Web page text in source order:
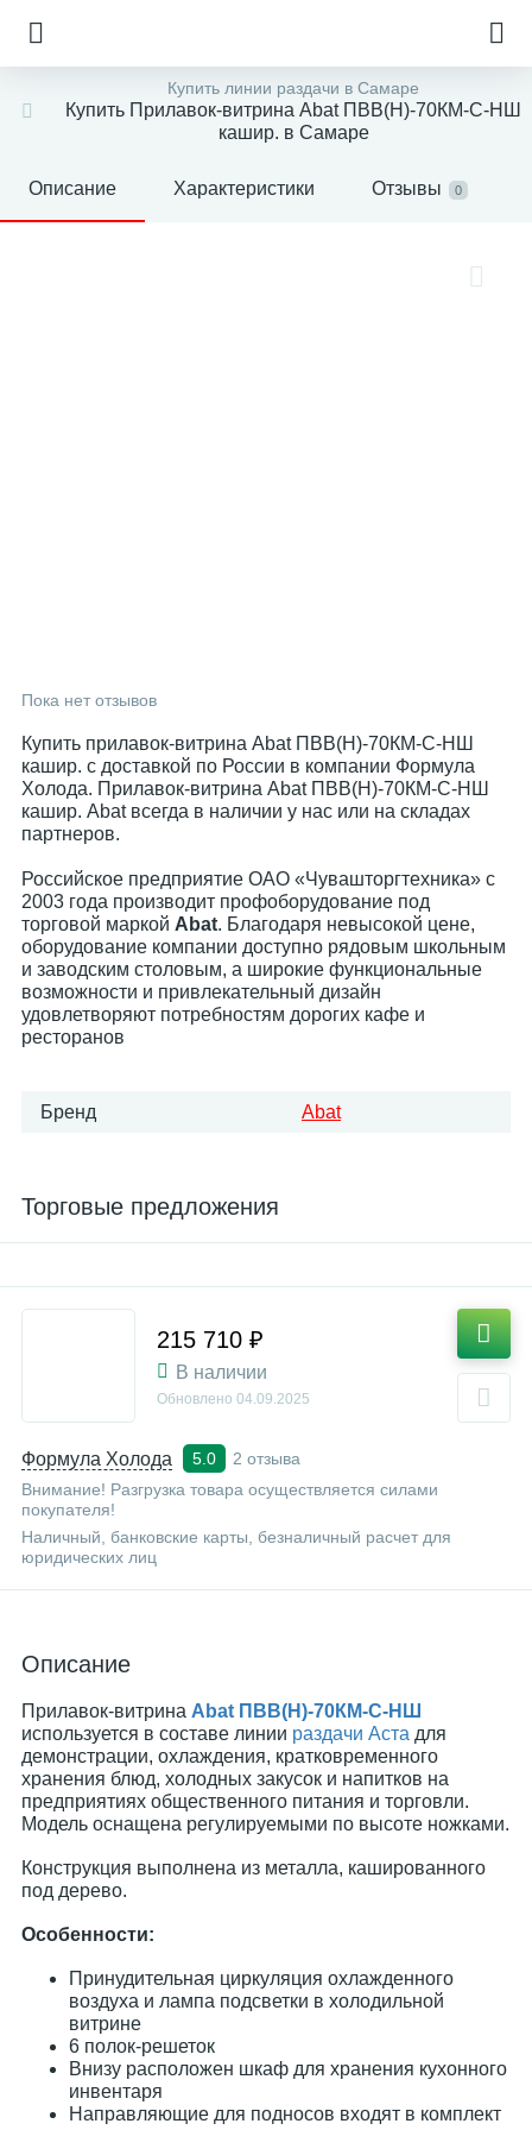
Купить линии раздачи в Самаре
Купить Прилавок-витрина Abat ПВВ(Н)-70КМ-С-НШ
кашир. в Самаре
Описание Характеристики Отзывы 0
Пока нет отзывов
Купить прилавок-витрина Abat ПВВ(Н)-70КМ-С-НШ
кашир. с доставкой по России в компании Формула
Холода. Прилавок-витрина Abat ПВВ(Н)-70КМ-С-НШ
кашир. Abat всегда в наличии у нас или на складах
партнеров.
Российское предприятие ОАО «Чувашторгтехника» с
2003 года производит профоборудование под
торговой маркой Abat. Благодаря невысокой цене,
оборудование компании доступно рядовым школьным
и заводским столовым, а широкие функциональные
возможности и привлекательный дизайн
удовлетворяют потребностям дорогих кафе и
ресторанов
Бренд Abat
Торговые предложения
Формула Холода 5.0
2 отзыва
Внимание! Разгрузка товара осуществляется силами
покупателя!
Наличный, банковские карты, безналичный расчет для
юридических лиц
215 710 ₽
В наличии
Обновлено 04.09.2025
Описание
Прилавок-витрина Abat ПВВ(Н)-70КМ-С-НШ
используется в составе линии раздачи Аста для
демонстрации, охлаждения, кратковременного
хранения блюд, холодных закусок и напитков на
предприятиях общественного питания и торговли.
Модель оснащена регулируемыми по высоте ножками.
Конструкция выполнена из металла, кашированного
под дерево.
Особенности:
Принудительная циркуляция охлажденного
воздуха и лампа подсветки в холодильной
витрине
6 полок-решеток
Внизу расположен шкаф для хранения кухонного
инвентаря
Направляющие для подносов входят в комплект